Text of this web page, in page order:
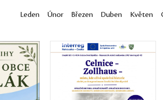
Leden Únor Březen Duben Květen